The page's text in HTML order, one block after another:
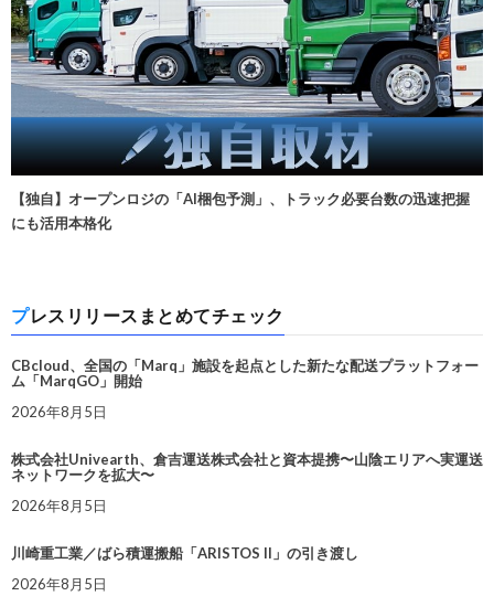
【独自】オープンロジの「AI梱包予測」、トラック必要台数の迅速把握
にも活用本格化
プレスリリースまとめてチェック
CBcloud、全国の「Marq」施設を起点とした新たな配送プラットフォー
ム「MarqGO」開始
2026年8月5日
株式会社Univearth、倉吉運送株式会社と資本提携〜山陰エリアへ実運送
ネットワークを拡大〜
2026年8月5日
川崎重工業／ばら積運搬船「ARISTOS II」の引き渡し
2026年8月5日